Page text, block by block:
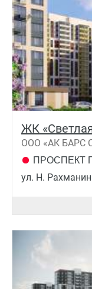
ЖК
ООО «АК БАРС
ПРОСПЕКТ
ул. Н.